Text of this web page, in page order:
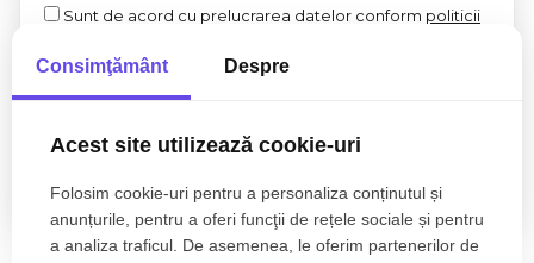
Sunt de acord cu prelucrarea datelor conform politicii
Consimţământ Despre
Acest site utilizează cookie-uri
Folosim cookie-uri pentru a personaliza conținutul și
anunțurile, pentru a oferi funcţii de rețele sociale și pentru
a analiza traficul. De asemenea, le oferim partenerilor de